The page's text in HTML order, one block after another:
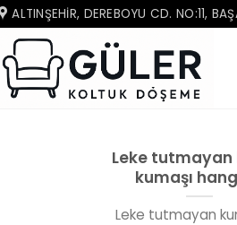
ALTINŞEHIR, DEREBOYU CD. NO:11,
Leke
kumaşı
Leke tutmayan